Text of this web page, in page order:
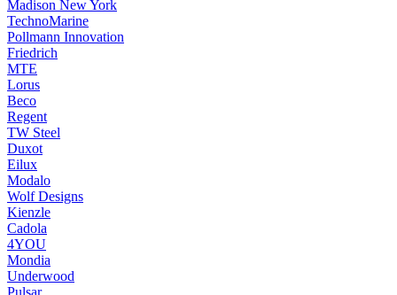
Madison New York
TechnoMarine
Pollmann Innovation
Friedrich
MTE
Lorus
Beco
Regent
TW Steel
Duxot
Eilux
Modalo
Wolf Designs
Kienzle
Cadola
4YOU
Mondia
Underwood
Pulsar